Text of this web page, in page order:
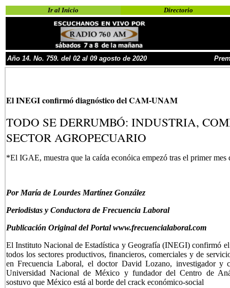
Ir al Inicio Directorio
Año 14. No. 759. del 02 al 09 agosto de 2020
El INEGI confirmó diagnóstico del CAM-UNAM
TODO SE DERRUMBÓ: INDUSTRIA,
SECTOR AGROPECUARIO
*El IGAE, muestra que la caída econóica empezó tras el primer
Por María de Lourdes Martínez González
Periodistas y Conductora de Frecuencia Laboral
Publicación Original del Portal www.frecuencialaboral.com
El Instituto Nacional de Estadística y Geografía (INEGI) confirmó
todos los sectores productivos, financieros, comerciales y de
en Frecuencia Laboral, el doctor David Lozano, investigador y
Universidad Nacional de México y fundador del Centro de
sostuvo que México está al borde del crack económico-social